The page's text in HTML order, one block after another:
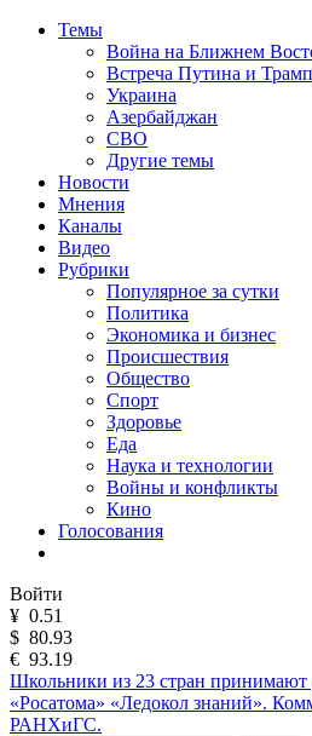
Темы
Война на Ближнем
Встреча Путина и
Украина
Азербайджан
СВО
Другие темы
Новости
Мнения
Каналы
Видео
Рубрики
Популярное за сутки
Политика
Экономика и бизнес
Происшествия
Общество
Спорт
Здоровье
Еда
Наука и технологии
Войны и конфликты
Кино
Голосования
Войти
¥ 0.51
$ 80.93
€ 93.19
Школьники из 23 стран принимают
«Росатома» «Ледокол знаний».
РАНХиГС.